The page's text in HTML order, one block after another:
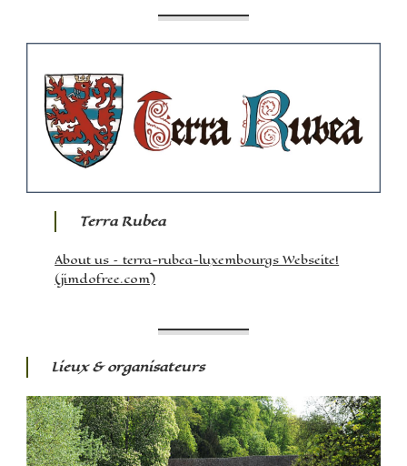
Terra Rubea
About us – terra-rubea-luxembourgs Webseite!
(jimdofree.com)
Lieux & organisateurs